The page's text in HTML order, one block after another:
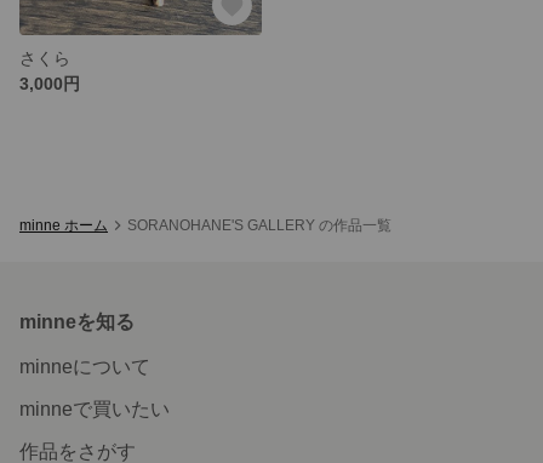
さくら
3,000円
minne ホーム SORANOHANE'S GALLERY の作品一覧
minneを知る
minneについて
minneで買いたい
作品をさがす